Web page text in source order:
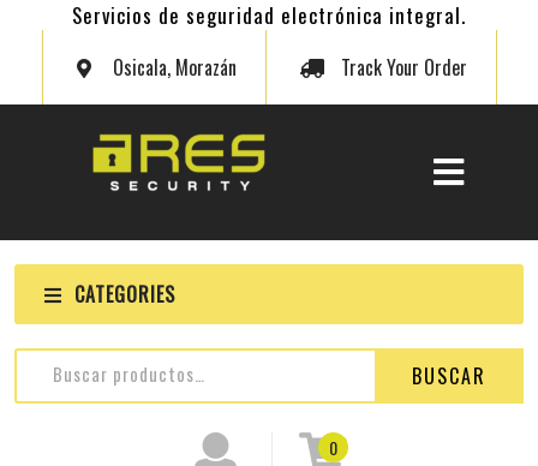
Servicios de seguridad electrónica integral.
Osicala, Morazán Track Your Order
CATEGORIES
BUSCAR
0